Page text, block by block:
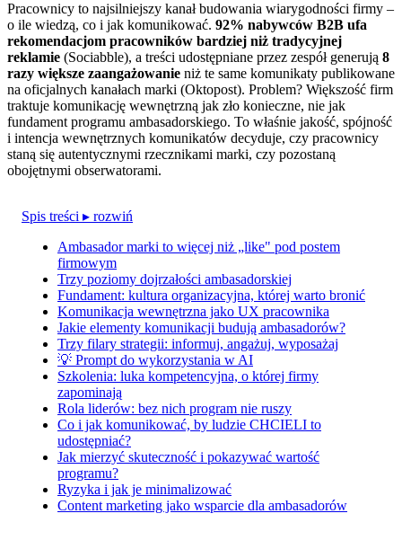
Pracownicy to najsilniejszy kanał budowania wiarygodności firmy –
o ile wiedzą, co i jak komunikować. 92% nabywców B2B ufa
rekomendacjom pracowników bardziej niż tradycyjnej
reklamie (Sociabble), a treści udostępniane przez zespół generują 8
razy większe zaangażowanie niż te same komunikaty publikowane
na oficjalnych kanałach marki (Oktopost). Problem? Większość firm
traktuje komunikację wewnętrzną jak zło konieczne, nie jak
fundament programu ambasadorskiego. To właśnie jakość, spójność
i intencja wewnętrznych komunikatów decyduje, czy pracownicy
staną się autentycznymi rzecznikami marki, czy pozostaną
obojętnymi obserwatorami.
Spis treści ▸ rozwiń
Ambasador marki to więcej niż „like" pod postem
firmowym
Trzy poziomy dojrzałości ambasadorskiej
Fundament: kultura organizacyjna, której warto bronić
Komunikacja wewnętrzna jako UX pracownika
Jakie elementy komunikacji budują ambasadorów?
Trzy filary strategii: informuj, angażuj, wyposażaj
💡 Prompt do wykorzystania w AI
Szkolenia: luka kompetencyjna, o której firmy
zapominają
Rola liderów: bez nich program nie ruszy
Co i jak komunikować, by ludzie CHCIELI to
udostępniać?
Jak mierzyć skuteczność i pokazywać wartość
programu?
Ryzyka i jak je minimalizować
Content marketing jako wsparcie dla ambasadorów